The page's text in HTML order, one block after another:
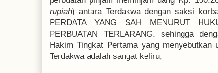
rupiah) antara Terdakwa dengan saksi
PERDATA YANG SAH MENURUT
PERBUATAN TERLARANG, sehingga
Hakim Tingkat Pertama yang
Terdakwa adalah sangat keliru;